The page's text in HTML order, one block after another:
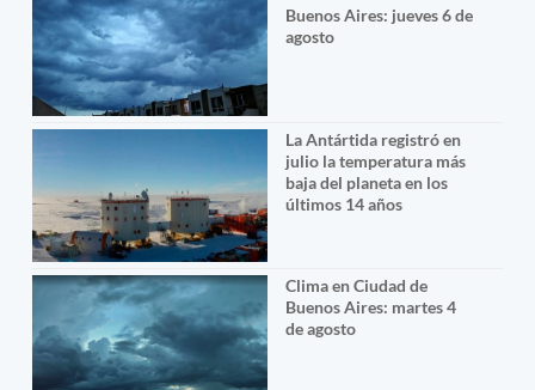
Buenos Aires: jueves 6 de
agosto
La Antártida registró en
julio la temperatura más
baja del planeta en los
últimos 14 años
Clima en Ciudad de
Buenos Aires: martes 4
de agosto